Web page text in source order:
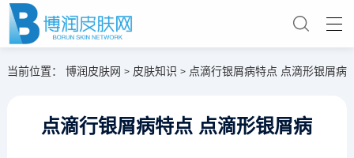
当前位置： 博润皮肤网 > 皮肤知识 > 点滴行银屑病特点 点滴形银屑病
点滴行银屑病特点 点滴形银屑病